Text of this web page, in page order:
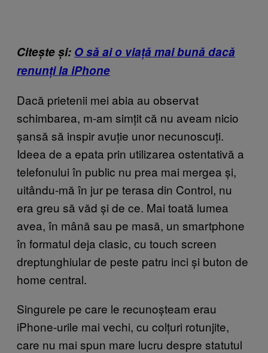
Citește și: O să ai o viață mai bună dacă
renunți la iPhone
Dacă prietenii mei abia au observat
schimbarea, m-am simțit că nu aveam nicio
șansă să inspir avuție unor necunoscuți.
Ideea de a epata prin utilizarea ostentativă a
telefonului în public nu prea mai mergea și,
uitându-mă în jur pe terasa din Control, nu
era greu să văd și de ce. Mai toată lumea
avea, în mână sau pe masă, un smartphone
în formatul deja clasic, cu touch screen
dreptunghiular de peste patru inci și buton de
home central.
Singurele pe care le recunoșteam erau
iPhone-urile mai vechi, cu colțuri rotunjite,
care nu mai spun mare lucru despre statutul